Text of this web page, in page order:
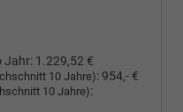
Jahr: 1.229,52 €
10 Jahre): 954,- €
10 Jahre):